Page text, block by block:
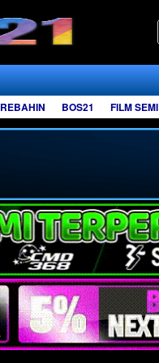
REBAHIN BOS21 FILM SEMI